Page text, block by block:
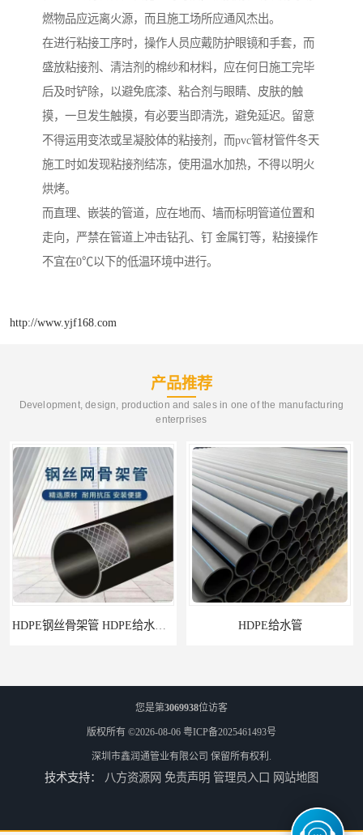
燃物品应远离火源，而且施工场所应通风杰出。
在进行粘接工序时，操作人员应戴防护眼镜和手套，而
盛放粘接剂、清洁剂的棉纱和材料，应在何日施工完毕
后及时铲除，以避免底漆、粘合剂与眼睛、皮肤的触
摸，一旦发生触摸，有必要当即清洗，避免延迟。留意
不得运用变浓或呈凝胶体的粘接剂，而pvc管材管件冬天
施工时如发现粘接剂结冻，使用温水加热，不得以明火
烘烤。
而直理、嵌装的管道，应在地而、墙而标明管道位置和
走向，严禁在管道上冲击钻孔、钉 金属钉等，粘接操作
不宜在0℃以下的低温环境中进行。
http://www.yjf168.com
产品推荐
Development, design, production and sales in one of the manufacturing
enterprises
HDPE钢丝骨架管 HDPE给水管自来水管饮用水管 HDPE给水管
佛山Pe给水管电话 支持送货上门 HDPE电力管 HDPE顶管电缆管保护套管
您是第3069938位访客
版权所有 ©2026-08-06 粤ICP备2025461493号
深圳市鑫润通管业有限公司 保留所有权利.
技术支持： 八方资源网 免责声明 管理员入口 网站地图